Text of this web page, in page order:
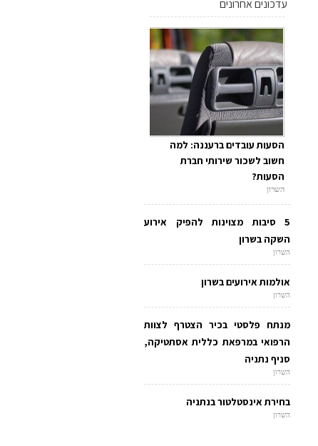
עדכונים אחרונים
הסעות עובדים ברעננה: למה
חשוב לשכור שירותי חברת
הסעות?
השרון
5 סיבות מצוינות להפיק אירוע
השקה בשרון
השרון
אולמות אירועים בשרון
השרון
מנתח פלסטי בכיר הצטרף לצוות
הרפואי במרפאת כללית אסתטיקה,
סניף נתניה
השרון
בחירת אינסטלטור בנתניה
השרון